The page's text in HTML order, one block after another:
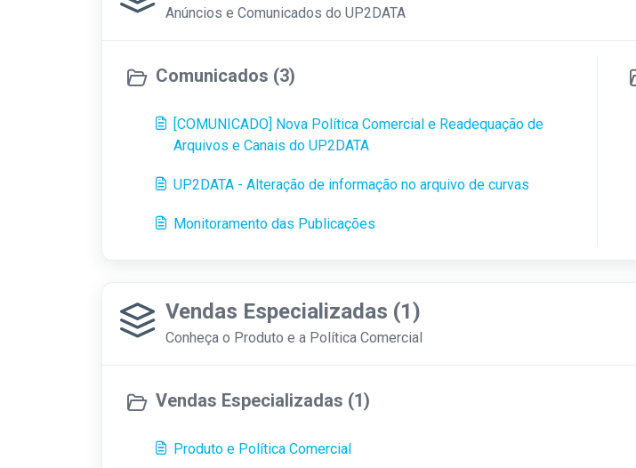
Anúncios e Comunicados do UP2DATA
Comunicados (3)
[COMUNICADO] Nova Política Comercial e Readequação de
Arquivos e Canais do UP2DATA
UP2DATA - Alteração de informação no arquivo de curvas
Monitoramento das Publicações
Vendas Especializadas (1)
Conheça o Produto e a Política Comercial
Vendas Especializadas (1)
Produto e Política Comercial